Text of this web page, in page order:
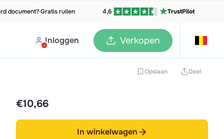
document? Gratis ruilen 4,6 TrustPilot
Inloggen Verkopen
Opslaan Deel
€10,66
In winkelwagen